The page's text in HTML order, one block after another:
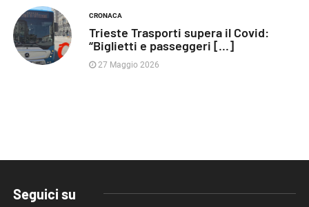
CRONACA
Trieste Trasporti supera il Covid:
“Biglietti e passeggeri [...]
27 Maggio 2026
Seguici su